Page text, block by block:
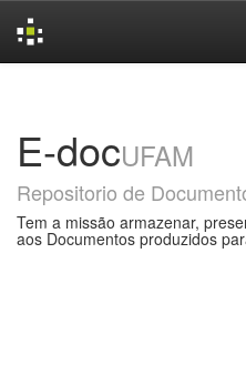
E-docUFAM
Repositorio de
Tem a missão armazenar,
aos Documentos produzidos